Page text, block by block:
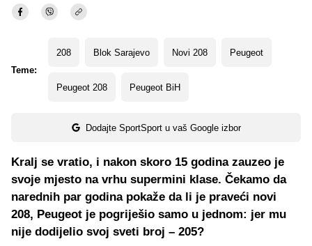
Teme:
208 Blok Sarajevo Novi 208 Peugeot
Peugeot 208 Peugeot BiH
Dodajte SportSport u vaš Google izbor
Kralj se vratio, i nakon skoro 15 godina zauzeo je
svoje mjesto na vrhu supermini klase. Čekamo da
narednih par godina pokaže da li je praveći novi
208, Peugeot je pogriješio samo u jednom: jer mu
nije dodijelio svoj sveti broj – 205?